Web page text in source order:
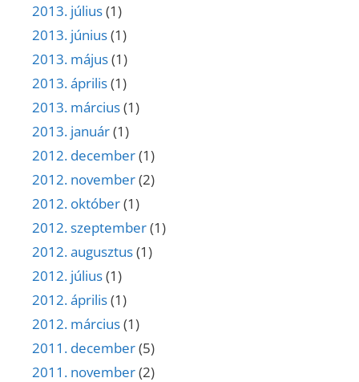
2013. július(1)
2013. június(1)
2013. május(1)
2013. április(1)
2013. március(1)
2013. január(1)
2012. december(1)
2012. november(2)
2012. október(1)
2012. szeptember(1)
2012. augusztus(1)
2012. július(1)
2012. április(1)
2012. március(1)
2011. december(5)
2011. november(2)